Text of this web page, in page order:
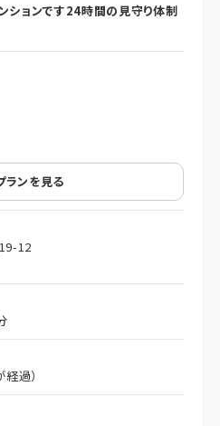
ションです24時間の見守り体制
ランを見る
12
過）